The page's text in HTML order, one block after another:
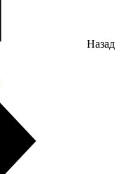
Назад